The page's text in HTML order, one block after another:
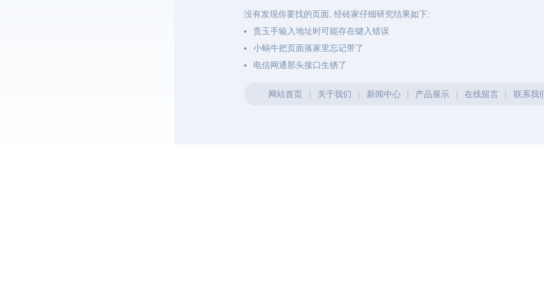
没有发现你要找的页面, 经砖家仔细研究结果如下:
贵玉手输入地址时可能存在键入错误
小蜗牛把页面落家里忘记带了
电信网通那头接口生锈了
网站首页 | 关于我们 | 新闻中心| 产品展示 | 在线留言| 联系我